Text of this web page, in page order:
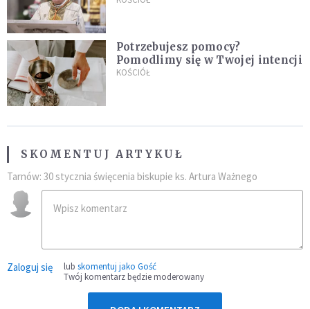
Potrzebujesz pomocy?
Pomodlimy się w Twojej intencji
KOŚCIÓŁ
SKOMENTUJ ARTYKUŁ
Tarnów: 30 stycznia święcenia biskupie ks. Artura Ważnego
Zaloguj się lub skomentuj jako Gość
Twój komentarz będzie moderowany